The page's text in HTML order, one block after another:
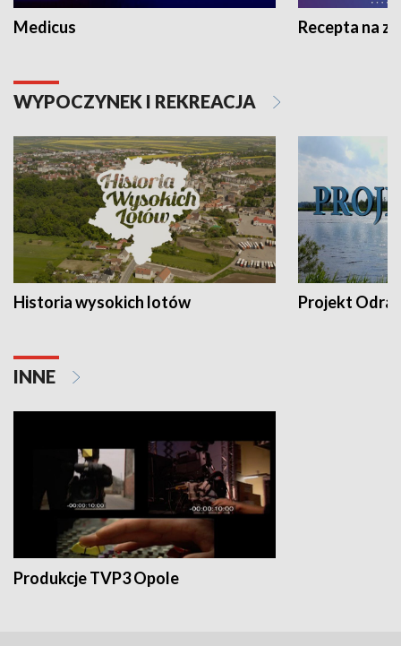
Medicus Recepta na
WYPOCZYNEK I REKREACJA
Historia wysokich lotów Projekt Odra
INNE
Produkcje TVP3 Opole